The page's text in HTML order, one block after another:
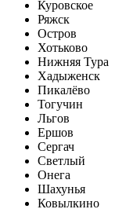
Куровское
Ряжск
Остров
Хотьково
Нижняя Тура
Хадыженск
Пикалёво
Тогучин
Льгов
Ершов
Сергач
Светлый
Онега
Шахунья
Ковылкино